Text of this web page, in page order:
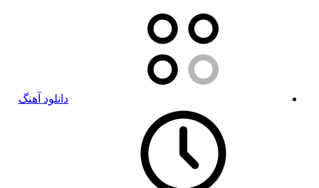
دانلود آهنگ